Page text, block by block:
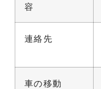
容
連絡先
車の移動